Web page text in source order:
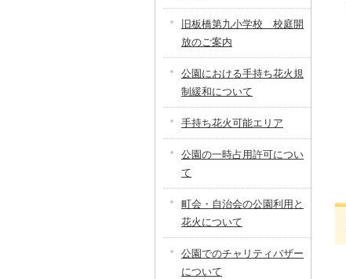
旧板橋第九小学校 校庭開
放のご案内
公園における手持ち花火規
制緩和について
手持ち花火可能エリア
公園の一時占用許可につい
て
町会・自治会の公園利用と
花火について
公園でのチャリティバザー
について